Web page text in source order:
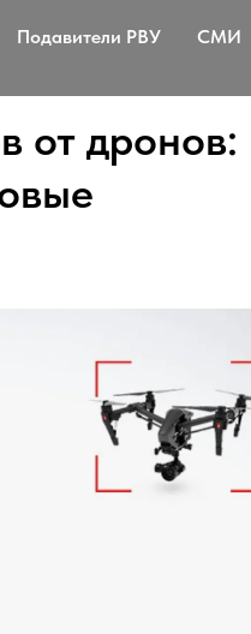
Подавители РВУ
СМИ
от дронов: